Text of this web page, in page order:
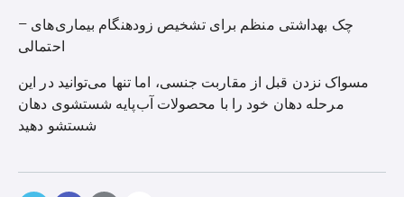
– چک بهداشتی منظم برای تشخیص زودهنگام بیماری‌های
احتمالی
مسواک نزدن قبل از مقاربت جنسی، اما تنها می‌توانید در این
مرحله دهان خود را با محصولات آب‌پایه شستشوی دهان
شستشو دهید